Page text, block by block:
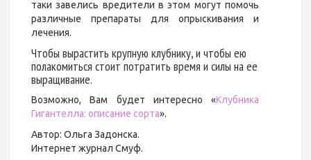
таки завелись вредители в этом могут помочь
различные препараты для опрыскивания и
лечения.
Чтобы вырастить крупную клубнику, и чтобы ею
полакомиться стоит потратить время и силы на ее
выращивание.
Возможно, Вам будет интересно «Клубника
Гигантелла: описание сорта».
Автор: Ольга Задонска.
Интернет журнал Смуф.